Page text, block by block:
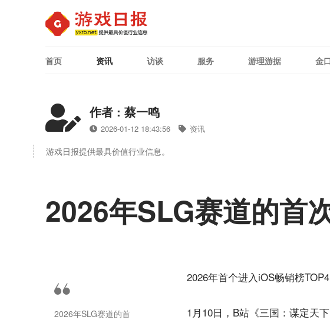
首页 资讯 访谈 服务 游理游据 金
作者 : 蔡一鸣
2026-01-12 18:43:56 资讯
游戏日报提供最具价值行业信息。
2026年SLG赛道的首
2026年SLG赛道的首
2026年首个进入iOS畅销榜
1月10日，B站《三国：谋定天